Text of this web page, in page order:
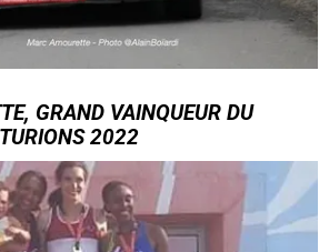
GRAND VAINQUEUR DU
2022